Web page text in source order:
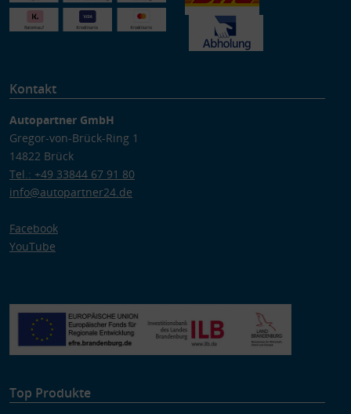
Kontakt
Autopartner GmbH
Gregor-von-Brück-Ring 1
14822 Brück
Tel.: +49 33844 67 91 80
info@autopartner24.de
Facebook
YouTube
Top Produkte